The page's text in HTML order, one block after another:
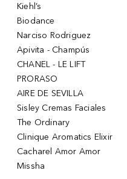
Kiehl’s
Biodance
Narciso Rodriguez
Apivita - Champús
CHANEL - LE LIFT
PRORASO
AIRE DE SEVILLA
Sisley Cremas Faciales
The Ordinary
Clinique Aromatics Elixir
Cacharel Amor Amor
Missha